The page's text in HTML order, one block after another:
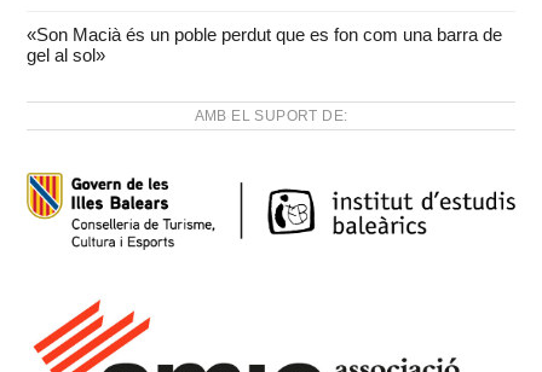
«Son Macià és un poble perdut que es fon com una barra de
gel al sol»
AMB EL SUPORT DE: